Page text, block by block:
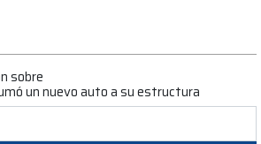
sobre
un nuevo auto a su estructura